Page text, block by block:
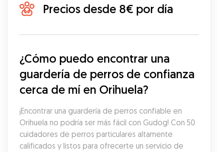
Precios desde 8€ por día
¿Cómo puedo encontrar una
guardería de perros de confianza
cerca de mí en Orihuela?
¡Encontrar una guardería de perros confiable en
Orihuela no podría ser más fácil con Gudog! Con 50
cuidadores de perros particulares altamente
calificados y listos para ofrecerte un servicio de